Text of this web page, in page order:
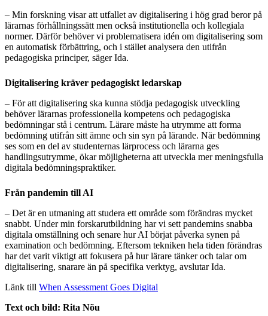
– Min forskning visar att utfallet av digitalisering i hög grad beror på
lärarnas förhållningssätt men också institutionella och kollegiala
normer. Därför behöver vi problematisera idén om digitalisering som
en automatisk förbättring, och i stället analysera den utifrån
pedagogiska principer, säger Ida.
Digitalisering kräver pedagogiskt ledarskap
– För att digitalisering ska kunna stödja pedagogisk utveckling
behöver lärarnas professionella kompetens och pedagogiska
bedömningar stå i centrum. Lärare måste ha utrymme att forma
bedömning utifrån sitt ämne och sin syn på lärande. När bedömning
ses som en del av studenternas lärprocess och lärarna ges
handlingsutrymme, ökar möjligheterna att utveckla mer meningsfulla
digitala bedömningspraktiker.
Från pandemin till AI
– Det är en utmaning att studera ett område som förändras mycket
snabbt. Under min forskarutbildning har vi sett pandemins snabba
digitala omställning och senare hur AI börjat påverka synen på
examination och bedömning. Eftersom tekniken hela tiden förändras
har det varit viktigt att fokusera på hur lärare tänker och talar om
digitalisering, snarare än på specifika verktyg, avslutar Ida.
Länk till When Assessment Goes Digital
Text och bild: Rita Nõu